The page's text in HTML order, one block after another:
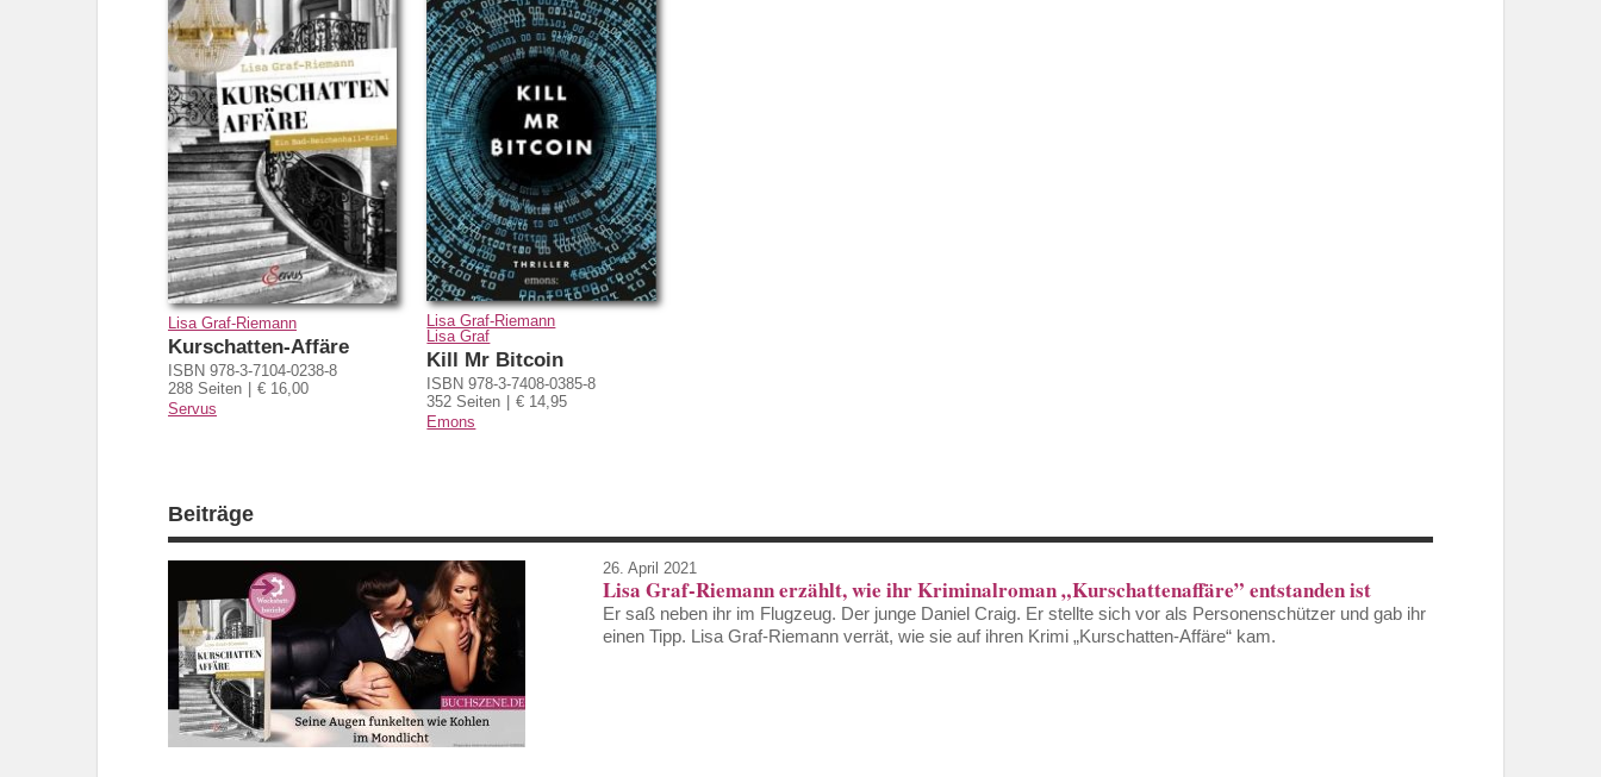
Lisa Graf-Riemann
Kurschatten-Affäre
ISBN 978-3-7104-0238-8
288 Seiten
€ 16,00
Servus
Lisa Graf-Riemann
Lisa Graf
Kill Mr Bitcoin
ISBN 978-3-7408-0385-8
352 Seiten
€ 14,95
Emons
Beiträge
26. April 2021
Lisa Graf-Riemann erzählt, wie ihr Kriminalroman „Kurschattenaffäre” entstanden ist
Er saß neben ihr im Flugzeug. Der junge Daniel Craig. Er stellte sich vor als Personenschützer und gab ihr
einen Tipp. Lisa Graf-Riemann verrät, wie sie auf ihren Krimi „Kurschatten-Affäre“ kam.